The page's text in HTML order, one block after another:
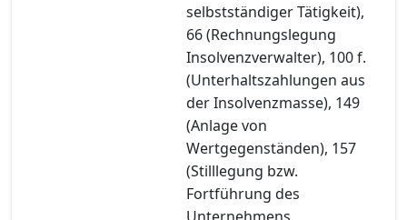
selbstständiger Tätigkeit),
66 (Rechnungslegung
Insolvenzverwalter), 100 f.
(Unterhaltszahlungen aus
der Insolvenzmasse), 149
(Anlage von
Wertgegenständen), 157
(Stilllegung bzw.
Fortführung des